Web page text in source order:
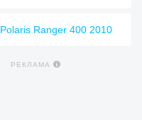
Polaris Ranger 400 2010
РЕКЛАМА